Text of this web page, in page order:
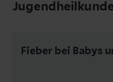
Fieber bei Babys